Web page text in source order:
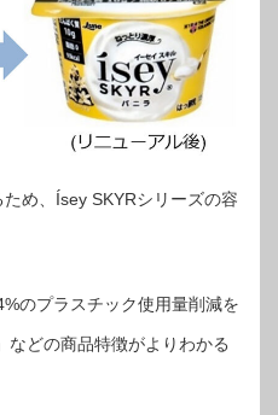
め、Ísey SKYRシリーズの容
のプラスチック使用量削減を
などの商品特徴がよりわかる